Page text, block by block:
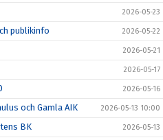
2026-05-23
publikinfo 2026-05-22
2026-05-21
2026-05-17
2026-05-16
och Gamla AIK 2026-05-13 10:00
BK 2026-05-13